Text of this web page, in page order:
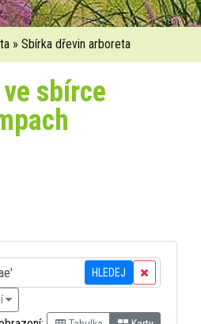
» Sbírka dřevin arboreta
sbírce
HLEDEJ